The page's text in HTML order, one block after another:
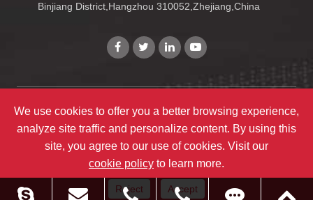
Binjiang District,Hangzhou 310052,Zhejiang,China
Copyright© Zhejiang ULIRVISION Technology Co., Ltd.
TY_ALL_RIGHTS_RESERVEDS
TY_SITEMAPS | TY_PRIVACY
We use cookies to offer you a better browsing experience,
analyze site traffic and personalize content. By using this
site, you agree to our use of cookies. Visit our
cookie policy to learn more.
Reject Accept